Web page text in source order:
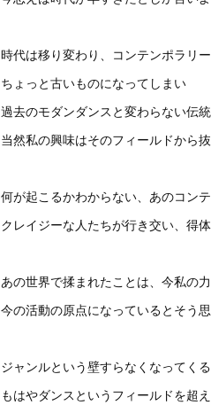
時代は移り変わり、コンテンポラリ
ちょっと古いものになってしまい
過去のモダンダンスと変わらない伝
当然私の興味はそのフィールドから抜
何が起こるかわからない、あのコン
クレイジーな人たちが行き交い、得
あの世界で揉まれたことは、今私の
今の活動の原点になっているとそう思
ジャンルという壁すらなくなってく
もはやダンスというフィールドを超